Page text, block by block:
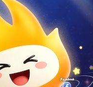
支持
反对 [0]